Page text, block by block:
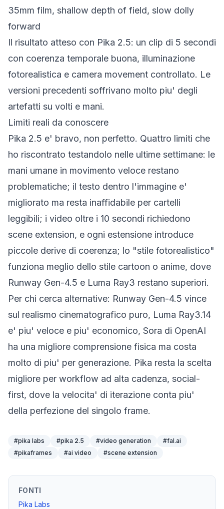
35mm film, shallow depth of field, slow dolly
forward
Il risultato atteso con Pika 2.5: un clip di 5 secondi
con coerenza temporale buona, illuminazione
fotorealistica e camera movement controllato. Le
versioni precedenti soffrivano molto piu' degli
artefatti su volti e mani.
Limiti reali da conoscere
Pika 2.5 e' bravo, non perfetto. Quattro limiti che
ho riscontrato testandolo nelle ultime settimane: le
mani umane in movimento veloce restano
problematiche; il testo dentro l'immagine e'
migliorato ma resta inaffidabile per cartelli
leggibili; i video oltre i 10 secondi richiedono
scene extension, e ogni estensione introduce
piccole derive di coerenza; lo "stile fotorealistico"
funziona meglio dello stile cartoon o anime, dove
Runway Gen-4.5 e Luma Ray3 restano superiori.
Per chi cerca alternative: Runway Gen-4.5 vince
sul realismo cinematografico puro, Luma Ray3.14
e' piu' veloce e piu' economico, Sora di OpenAI
ha una migliore comprensione fisica ma costa
molto di piu' per generazione. Pika resta la scelta
migliore per workflow ad alta cadenza, social-
first, dove la velocita' di iterazione conta piu'
della perfezione del singolo frame.
#pika labs #pika 2.5 #video generation #fal.ai
#pikaframes #ai video #scene extension
FONTI
Pika Labs